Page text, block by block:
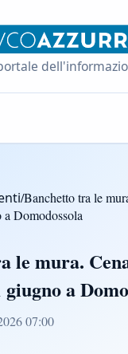
/Banchetto tra le
Domodossola
le mura.
a
07:00